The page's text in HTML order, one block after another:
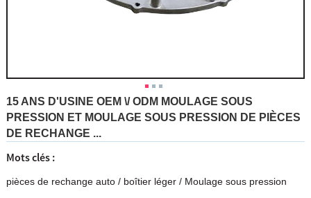
15 ANS D'USINE OEM \/ ODM MOULAGE SOUS
PRESSION ET MOULAGE SOUS PRESSION DE PIÈCES
DE RECHANGE ...
Mots clés :
pièces de rechange auto/ boîtier léger/ Moulage sous pression